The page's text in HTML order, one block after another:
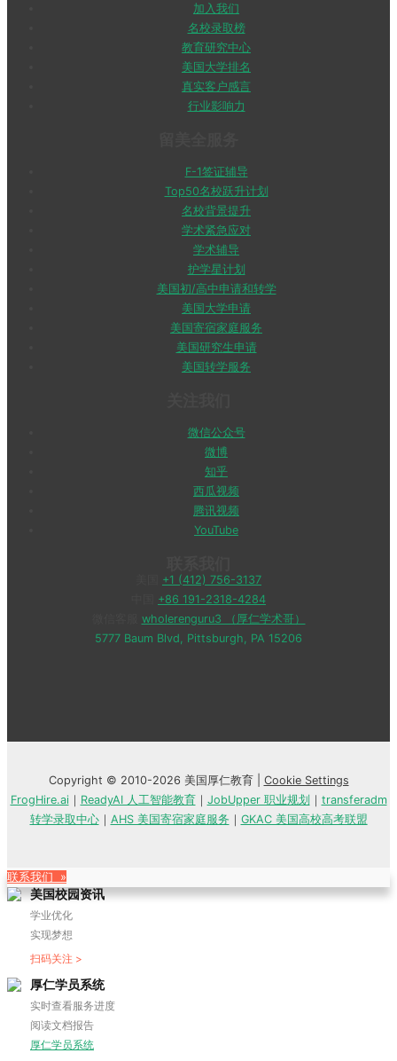
加入我们
名校录取榜
教育研究中心
美国大学排名
真实客户感言
行业影响力
F-1签证辅导
Top50名校跃升计划
名校背景提升
学术紧急应对
学术辅导
护学星计划
美国初/高中申请和转学
美国大学申请
美国寄宿家庭服务
美国研究生申请
美国转学服务
微信公众号
微博
知乎
西瓜视频
腾讯视频
YouTube
+1 (412) 756-3137
+86 191-2318-4284
wholerenguru3 （厚仁学术哥）
5777 Baum Blvd, Pittsburgh, PA 15206
Copyright © 2010-2026 美国厚仁教育 | Cookie Settings
FrogHire.ai｜ ReadyAI 人工智能教育｜ JobUpper 职业规划 ｜ transferadm
转学录取中心｜ AHS 美国寄宿家庭服务 ｜ GKAC 美国高校高考联盟
联系我们 »
美国校园资讯
学业优化
实现梦想
扫码关注 >
厚仁学员系统
实时查看服务进度
阅读文档报告
厚仁学员系统